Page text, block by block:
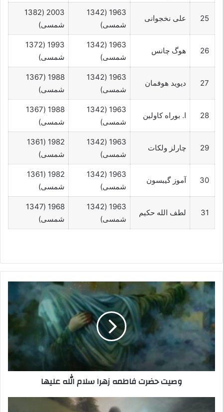
علی نخجوانی
1963 (1342
شمسی)
2003 (1382
شمسی)
26 هوگ چانس
1963 (1342
شمسی)
1993 (1372
شمسی)
دیوید هوفمان
1963 (1342
شمسی)
1988 (1367
شمسی)
28 ا. بوراه کاولین
1963 (1342
شمسی)
1988 (1367
شمسی)
29 چارلز ولکات
1963 (1342
شمسی)
1982 (1361
شمسی)
30 آموز گیبسون
1963 (1342
شمسی)
1982 (1361
شمسی)
لطف الله حکیم
1963 (1342
شمسی)
1968 (1347
شمسی)
وصیت
حضرت
فاطمه
زهرا
سلام
الله
علیها
وصیت حضرت فاطمه زهرا سلام الله علیها